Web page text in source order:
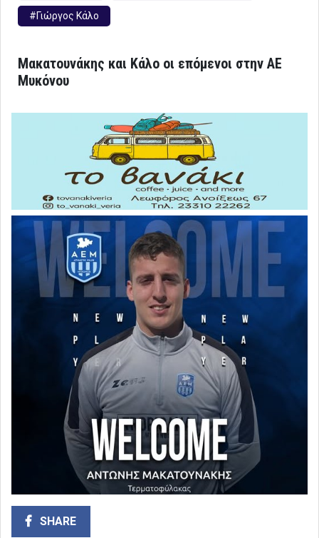
#Γιώργος Κάλο
Μακατουνάκης και Κάλο οι επόμενοι στην ΑΕ
Μυκόνου
SHARE